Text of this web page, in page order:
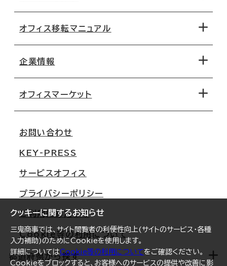
クッキーに関するお知らせ
三鬼商事では、サイト閲覧者の利便性向上(サイトのサービス・各種
入力補助)のためにCookieを使用します。
詳細についてはCookie等の利用についてをご確認ください。
Cookieをブロックすると、お客様へのサービスの提供や改善に影
地図から探す
路線・駅から探す
オフィス移転マニュアル
移転コストシミュレーション
移転スケジュール
オフィス移転Q&A
企業情報
オフィスマーケット
大阪
名古屋
札幌
仙台
横浜
福岡
お問い合わせ
KEY-PRESS
サービスオフィス
プライバシーポリシー
ご利用にあたって
Cookie等の利用について
都道府県から探す